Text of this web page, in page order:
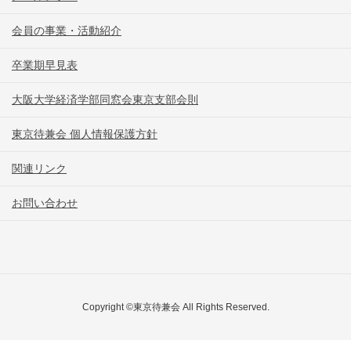
会員の事業・活動紹介
卒業期早見表
大阪大学経済学部同窓会東京支部会則
東京待兼会 個人情報保護方針
関連リンク
お問い合わせ
Copyright ©東京待兼会 All Rights Reserved.